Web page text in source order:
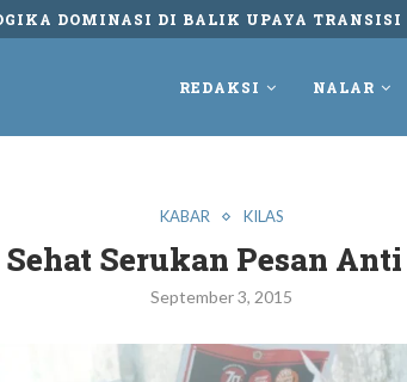
BUKU TERSUNGKUR DAN TETAP
REDAKSI NALAR
KABAR KILAS
Serukan Pesan
September 3, 2015